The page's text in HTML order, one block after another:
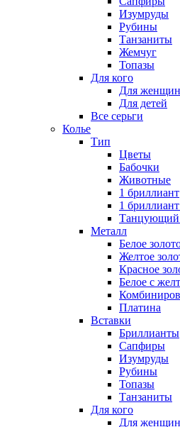
Изумруды
Рубины
Танзаниты
Жемчуг
Топазы
Для кого
Для женщин
Для детей
Все серьги
Колье
Тип
Цветы
Бабочки
Животные
1 бриллиант
1
Танцующий
Металл
Белое
Желтое
Красное
Белое с
Платина
Вставки
Бриллианты
Сапфиры
Изумруды
Рубины
Топазы
Танзаниты
Для кого
Для женщин